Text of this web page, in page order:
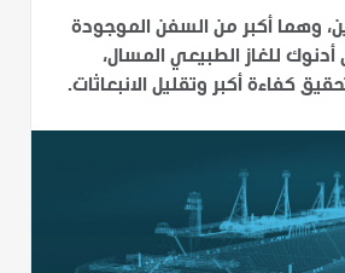
وهما أكبر من السفن الموجودة
للغاز الطبيعي المسال،
كفاءة أكبر وتقليل الانبعاثات.